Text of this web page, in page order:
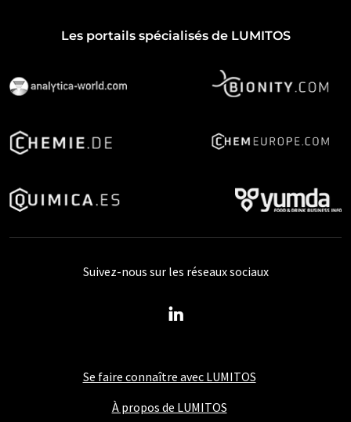
Les portails spécialisés de LUMITOS
Se faire connaître avec LUMITOS
À propos de LUMITOS
Suivez-nous sur les réseaux sociaux